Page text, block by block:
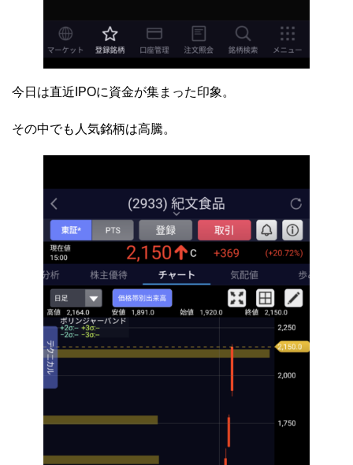
今日は直近IPOに資金が集まった印象。
その中でも人気銘柄は高騰。